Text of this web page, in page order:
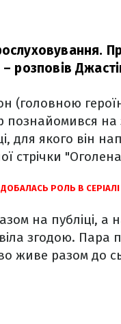
– розповів
(головною
познайомився на
для якого він
стрічки
РОЛЬ В СЕРІАЛІ
на публіці, а
згодою. Пара
живе разом до